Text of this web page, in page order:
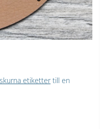
etikettertill en